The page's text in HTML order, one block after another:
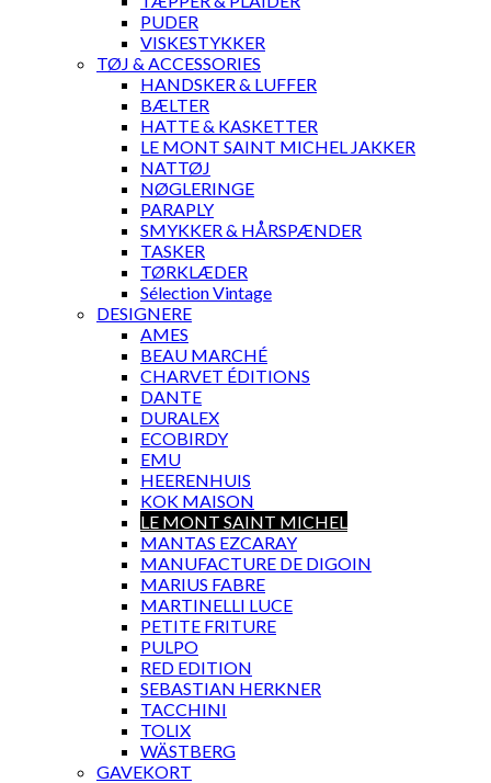
PUDER
VISKESTYKKER
TØJ & ACCESSORIES
HANDSKER & LUFFER
BÆLTER
HATTE & KASKETTER
LE MONT SAINT MICHEL JAKKER
NATTØJ
NØGLERINGE
PARAPLY
SMYKKER & HÅRSPÆNDER
TASKER
TØRKLÆDER
Sélection Vintage
DESIGNERE
AMES
BEAU MARCHÉ
CHARVET ÉDITIONS
DANTE
DURALEX
ECOBIRDY
EMU
HEERENHUIS
KOK MAISON
LE MONT SAINT MICHEL
MANTAS EZCARAY
MANUFACTURE DE DIGOIN
MARIUS FABRE
MARTINELLI LUCE
PETITE FRITURE
PULPO
RED EDITION
SEBASTIAN HERKNER
TACCHINI
TOLIX
WÄSTBERG
GAVEKORT